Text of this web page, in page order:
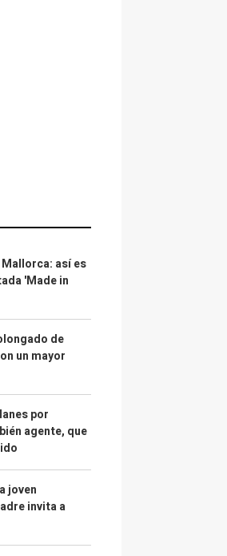
Mallorca: así es
'Made in
de
un mayor
por
agente, que
joven
invita a